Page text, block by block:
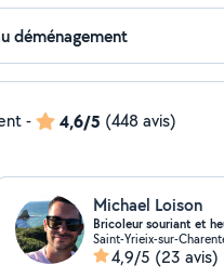
- 4,6/5 (448 avis)
Michael Loison
Bricoleur souriant et
Saint-Yrieix-sur-
4,9/5 (23 avis)